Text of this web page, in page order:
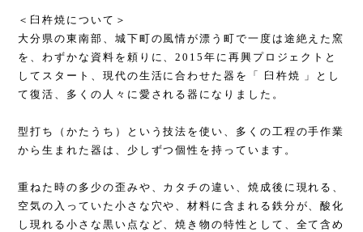
＜臼杵焼について＞
大分県の東南部、城下町の風情が漂う町で一度は途絶えた窯
を、わずかな資料を頼りに、2015年に再興プロジェクトと
してスタート、現代の生活に合わせた器を「 臼杵焼 」とし
て復活、多くの人々に愛される器になりました。
型打ち（かたうち）という技法を使い、多くの工程の手作業
から生まれた器は、少しずつ個性を持っています。
重ねた時の多少の歪みや、カタチの違い、焼成後に現れる、
空気の入っていた小さな穴や、材料に含まれる鉄分が、酸化
し現れる小さな黒い点など、焼き物の特性として、全て含め